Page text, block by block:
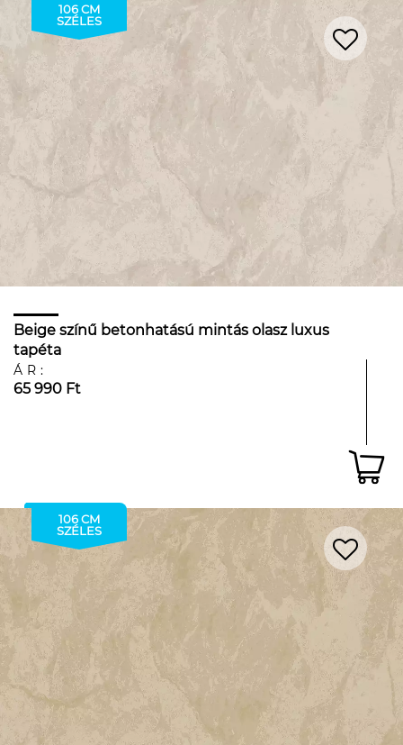
106 CM
SZÉLES
Beige színű betonhatású mintás olasz luxus
tapéta
ÁR:
65 990 Ft
106 CM
SZÉLES